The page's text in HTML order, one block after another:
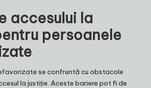
accesului la
persoanele
se confruntă cu obstacole
la justiție. Aceste bariere pot fi de